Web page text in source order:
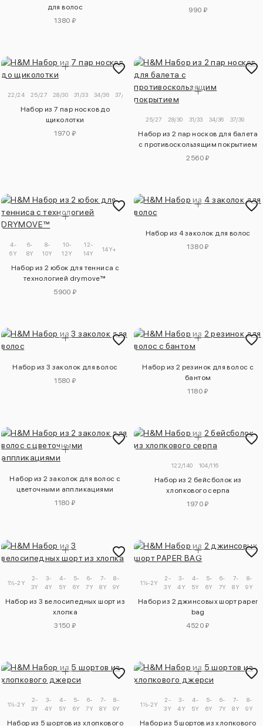
для волос
1380 ₽
990 ₽
22/24 25/27 28/30 31/33 34/36 37/39
Набор из 7 пар носков до
щиколотки
1970 ₽
25/27 28/30 31/33 34/36 37/39
Набор из 2 пар носков для балета
с противоскользящим покрытием
2560 ₽
4-
6Y
6-
8Y
8-
10Y
10-
12Y
12-
14Y
14Y+
Набор из 2 юбок для тенниса с
технологией drymove™
5900 ₽
Набор из 4 заколок для волос
1380 ₽
Набор из 3 заколок для волос
1580 ₽
Набор из 2 резинок для волос с
бантом
1180 ₽
Набор из 2 заколок для волос с
цветочными аппликациями
1180 ₽
122/140 104/116
Набор из 2 бейсболок из
хлопкового серпа
1970 ₽
1½-2Y
2-
3Y
3-
4Y
4-
5Y
5-
6Y
6-
7Y
7-
8Y
8-
9Y
Набор из 3 велосипедных шорт из
хлопка
3150 ₽
1½-2Y
2-
3Y
3-
4Y
4-
5Y
5-
6Y
6-
7Y
7-
8Y
8-
9Y
Набор из 2 джинсовых шорт paper
bag
4520 ₽
1½-2Y
2-
3Y
3-
4Y
4-
5Y
5-
6Y
6-
7Y
7-
8Y
8-
9Y
Набор из 5 шортов из хлопкового
1½-2Y
2-
3Y
3-
4Y
4-
5Y
5-
6Y
6-
7Y
7-
8Y
8-
9Y
Набор из 5 шортов из хлопкового